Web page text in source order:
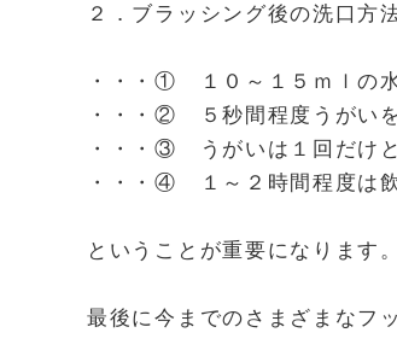
２．ブラッシング後の洗口方
・・・① １０～１５ｍｌの
・・・② ５秒間程度うがい
・・・③ うがいは１回だけ
・・・④ １～２時間程度は
ということが重要になります。
最後に今までのさまざまなフ